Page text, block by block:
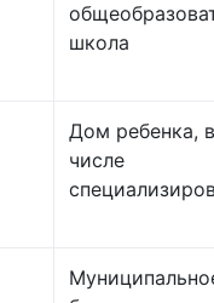
школа
Дом ребенка,
числе